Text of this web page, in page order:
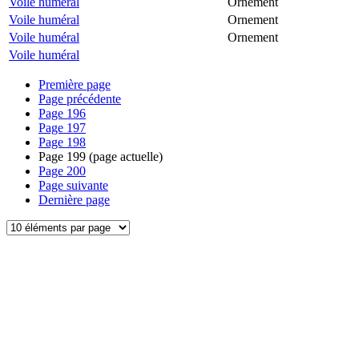
Voile huméral
Ornement
Voile huméral
Ornement
Voile huméral
Première page
Page précédente
Page 196
Page 197
Page 198
Page 199 (page actuelle)
Page 200
Page suivante
Dernière page